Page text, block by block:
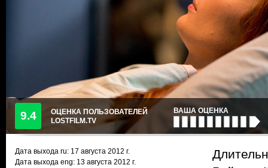
9.4
ОЦЕНКА ПОЛЬЗОВАТЕЛЕЙ
LOSTFILM.TV
ВАША ОЦЕНКА
Дата выхода ru: 17 августа 2012 г.
Дата выхода eng: 13 августа 2012 г.